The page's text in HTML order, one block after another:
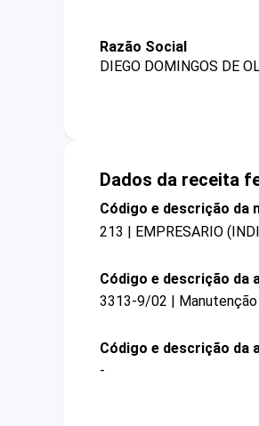
Razão Social
DIEGO DOMINGOS DE
Dados da receita
Código e descrição da
213 | EMPRESARIO
Código e descrição da
3313-9/02 |
Código e descrição da
-